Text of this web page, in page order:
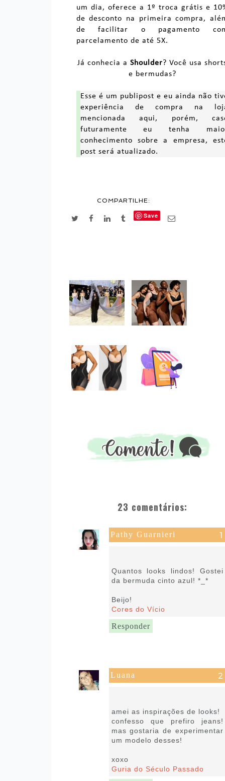
um dia, oferece a 1º troca grátis e
de desconto na primeira compra,
de facilitar o pagamento
parcelamento de até 5X.
Já conhecia aShoulder? Você usa
e bermudas?
Esse é um publipost e eu ainda não
experiência de compra na
mencionada aqui, porém,
futuramente eu tenha
conhecimento sobre a empresa,
post será atualizado.
COMPARTILHE:
Save
23 comentários:
Pathy Guarnieri
Quantos looks lindos! Gostei
da bermuda cinto azul! *_*
Beijo!
Cores do Vício
Responder
Luana
amei as inspirações de looks!
confesso que prefiro jeans!
mas gostaria de experimentar
um modelo desses!
xoxo
Guria do Século Passado